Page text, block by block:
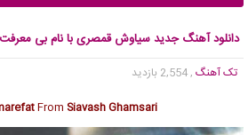
دانلود آهنگ جدید سیاوش قمصری با نام بی معرفت
تک آهنگ , 2,554 بازدید
From Siavash Ghamsari